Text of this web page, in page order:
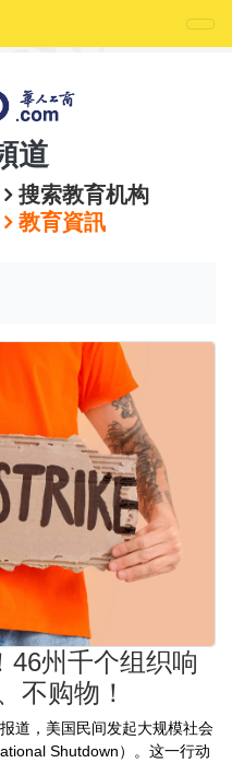
道
搜索教育机构
教育資訊
46州千个组织响
不购物！
道，美国民间发起大规模社会
Shutdown）。这一行动